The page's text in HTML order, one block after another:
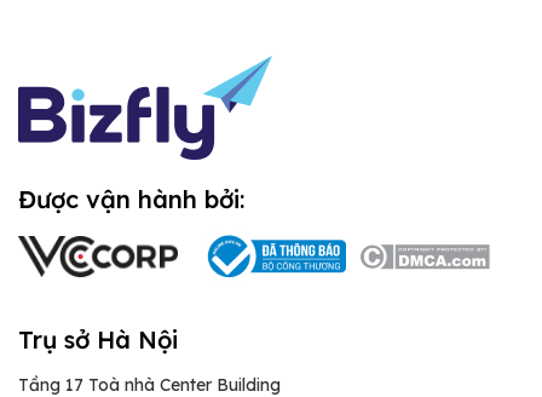
Được vận hành bởi:
Trụ sở Hà Nội
Tầng 17 Toà nhà Center Building